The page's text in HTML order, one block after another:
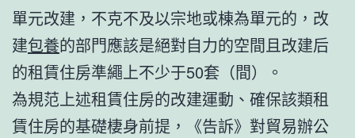
單元改建，不克不及以宗地或棟為單元的，改
建包養的部門應該是絕對自力的空間且改建后
的租賃住房準繩上不少于50套（間）。
為規范上述租賃住房的改建運動、確保該類租
賃住房的基礎棲身前提，《告訴》對貿易辦公